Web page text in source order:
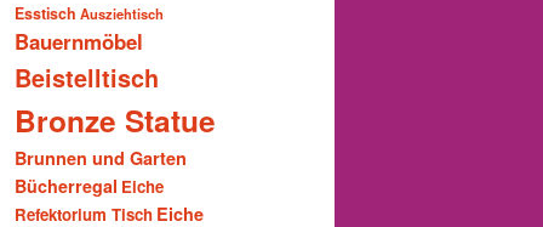
Esstisch Ausziehtisch
Bauernmöbel
Beistelltisch
Bronze Statue
Brunnen und Garten
Bücherregal Eiche
Refektorium Tisch Eiche